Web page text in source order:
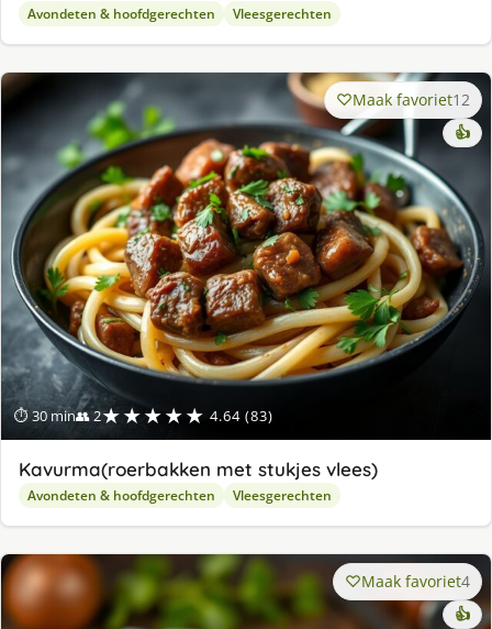
Avondeten & hoofdgerechten Vleesgerechten
⏱ 30 min👥 2★★★★★ 4.64 (83)
Maak favoriet12
👍
Kavurma(roerbakken met stukjes vlees)
Avondeten & hoofdgerechten Vleesgerechten
Maak favoriet4
👍